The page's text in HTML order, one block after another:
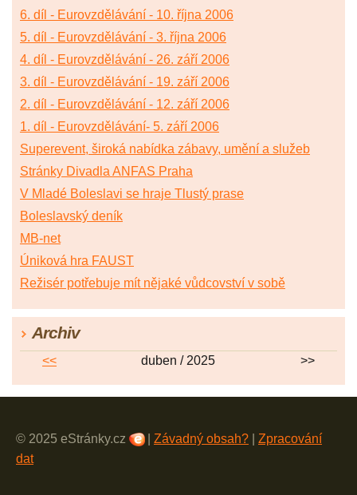
6. díl - Eurovzdělávání - 10. října 2006
5. díl - Eurovzdělávání - 3. října 2006
4. díl - Eurovzdělávání - 26. září 2006
3. díl - Eurovzdělávání - 19. září 2006
2. díl - Eurovzdělávání - 12. září 2006
1. díl - Eurovzdělávání- 5. září 2006
Superevent, široká nabídka zábavy, umění a služeb
Stránky Divadla ANFAS Praha
V Mladé Boleslavi se hraje Tlustý prase
Boleslavský deník
MB-net
Úniková hra FAUST
Režisér potřebuje mít nějaké vůdcovství v sobě
Archiv
<< duben / 2025 >>
© 2025 eStránky.cz Závadný obsah?
Zpracování
dat